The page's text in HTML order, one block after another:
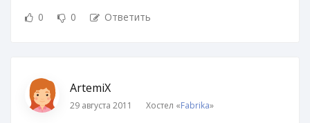
0 0 Ответить
ArtemiX
29 августа 2011 Хостел «Fabrika»